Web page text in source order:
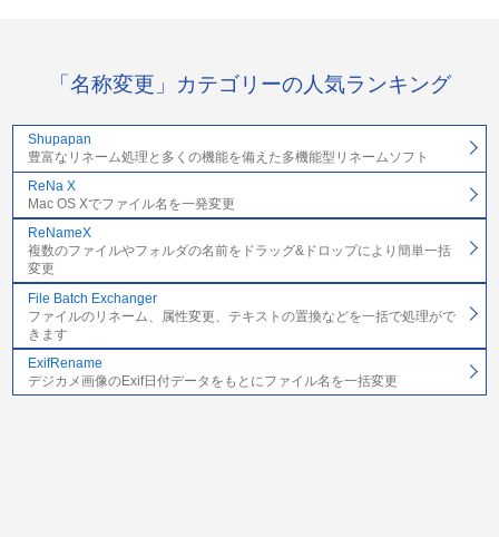
「名称変更」カテゴリーの人気ランキング
Shupapan
豊富なリネーム処理と多くの機能を備えた多機能型リネームソフト
ReNa X
Mac OS Xでファイル名を一発変更
ReNameX
複数のファイルやフォルダの名前をドラッグ&ドロップにより簡単一括
変更
File Batch Exchanger
ファイルのリネーム、属性変更、テキストの置換などを一括で処理がで
きます
ExifRename
デジカメ画像のExif日付データをもとにファイル名を一括変更